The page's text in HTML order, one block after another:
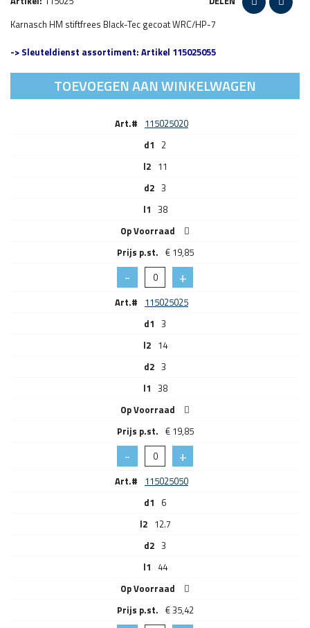
Karnasch HM stiftfrees Black-Tec gecoat WRC/HP-7
-> Sleuteldienst assortiment: Artikel 115025055
TOEVOEGEN AAN WINKELWAGEN
Art.# 115025020
d1 2
l2 11
d2 3
l1 38
Op Voorraad
€19,85
Art.# 115025025
d1 3
l2 14
d2 3
l1 38
Op Voorraad
€19,85
Art.# 115025050
d1 6
l2 12.7
d2 3
l1 44
Op Voorraad
€35,42